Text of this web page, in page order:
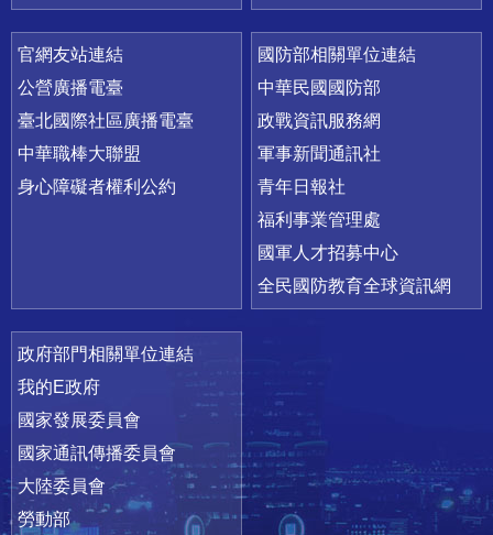
官網友站連結
公營廣播電臺
臺北國際社區廣播電臺
中華職棒大聯盟
身心障礙者權利公約
國防部相關單位連結
中華民國國防部
政戰資訊服務網
軍事新聞通訊社
青年日報社
福利事業管理處
國軍人才招募中心
全民國防教育全球資訊網
政府部門相關單位連結
我的E政府
國家發展委員會
國家通訊傳播委員會
大陸委員會
勞動部